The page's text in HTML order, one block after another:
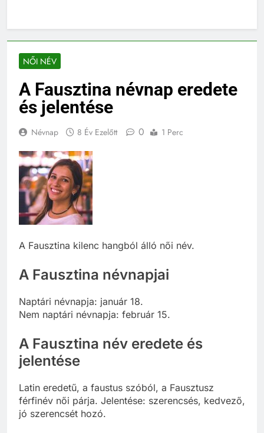
NŐI NÉV
A Fausztina névnap eredete
és jelentése
Névnap 8 Év Ezelőtt 0 1 Perc
A Fausztina kilenc hangból álló női név.
A Fausztina névnapjai
Naptári névnapja: január 18.
Nem naptári névnapja: február 15.
A Fausztina név eredete és
jelentése
Latin eredetű, a faustus szóból, a Fausztusz
férfinév női párja. Jelentése: szerencsés, kedvező,
jó szerencsét hozó.